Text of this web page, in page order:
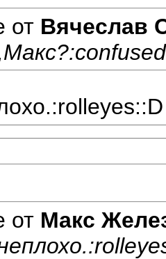
от Вячеслав
от Макс